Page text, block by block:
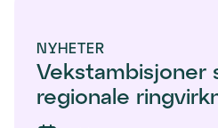
NYHETER
Vekstambisjoner
regionale